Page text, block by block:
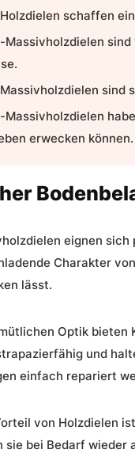
schaffen
Massivholzdielen sind
Massivholzdielen sind
erwecken können.
eignen
Charakter
lässt.
Optik
und
einfach repariert
von Holzdielen
sie bei Bedarf wieder